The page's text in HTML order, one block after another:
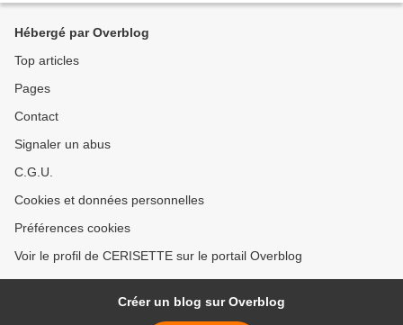
Hébergé par Overblog
Top articles
Pages
Contact
Signaler un abus
C.G.U.
Cookies et données personnelles
Préférences cookies
Voir le profil de CERISETTE sur le portail Overblog
Créer un blog sur Overblog